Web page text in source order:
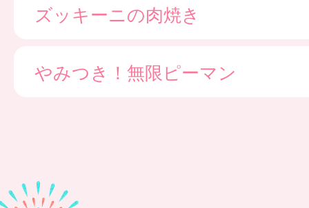
ズッキーニの肉焼き
やみつき！無限ピーマン